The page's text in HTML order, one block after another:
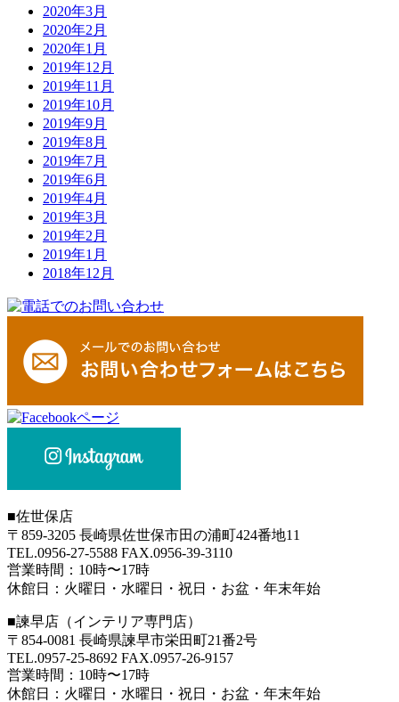
2020年3月
2020年2月
2020年1月
2019年12月
2019年11月
2019年10月
2019年9月
2019年8月
2019年7月
2019年6月
2019年4月
2019年3月
2019年2月
2019年1月
2018年12月
■佐世保店
〒859-3205 長崎県佐世保市田の浦町424番地11
TEL.0956-27-5588 FAX.0956-39-3110
営業時間：10時〜17時
休館日：火曜日・水曜日・祝日・お盆・年末年始
■諫早店（インテリア専門店）
〒854-0081 長崎県諫早市栄田町21番2号
TEL.0957-25-8692 FAX.0957-26-9157
営業時間：10時〜17時
休館日：火曜日・水曜日・祝日・お盆・年末年始